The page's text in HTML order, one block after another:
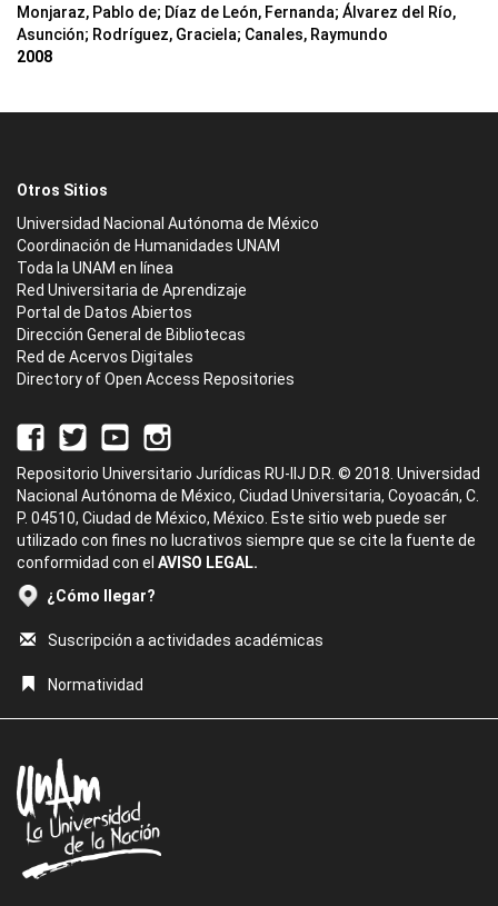
Monjaraz, Pablo de; Díaz de León, Fernanda; Álvarez del Río,
Asunción; Rodríguez, Graciela; Canales, Raymundo
2008
Otros Sitios
Universidad Nacional Autónoma de México
Coordinación de Humanidades UNAM
Toda la UNAM en línea
Red Universitaria de Aprendizaje
Portal de Datos Abiertos
Dirección General de Bibliotecas
Red de Acervos Digitales
Directory of Open Access Repositories
Repositorio Universitario Jurídicas RU-IIJ D.R. © 2018. Universidad
Nacional Autónoma de México, Ciudad Universitaria, Coyoacán, C.
P. 04510, Ciudad de México, México. Este sitio web puede ser
utilizado con fines no lucrativos siempre que se cite la fuente de
conformidad con el AVISO LEGAL.
¿Cómo llegar?
Suscripción a actividades académicas
Normatividad